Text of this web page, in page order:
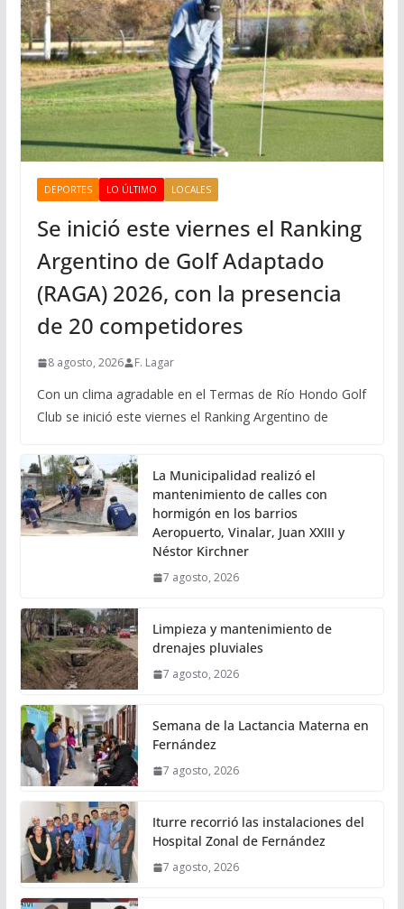
DEPORTES LO ÚLTIMO LOCALES
Se inició este viernes el Ranking
Argentino de Golf Adaptado
(RAGA) 2026, con la presencia
de 20 competidores
8 agosto, 2026 F. Lagar
Con un clima agradable en el Termas de Río Hondo Golf
Club se inició este viernes el Ranking Argentino de
La Municipalidad realizó el
mantenimiento de calles con
hormigón en los barrios
Aeropuerto, Vinalar, Juan XXIII y
Néstor Kirchner
7 agosto, 2026
Limpieza y mantenimiento de
drenajes pluviales
7 agosto, 2026
Semana de la Lactancia Materna en
Fernández
7 agosto, 2026
Iturre recorrió las instalaciones del
Hospital Zonal de Fernández
7 agosto, 2026